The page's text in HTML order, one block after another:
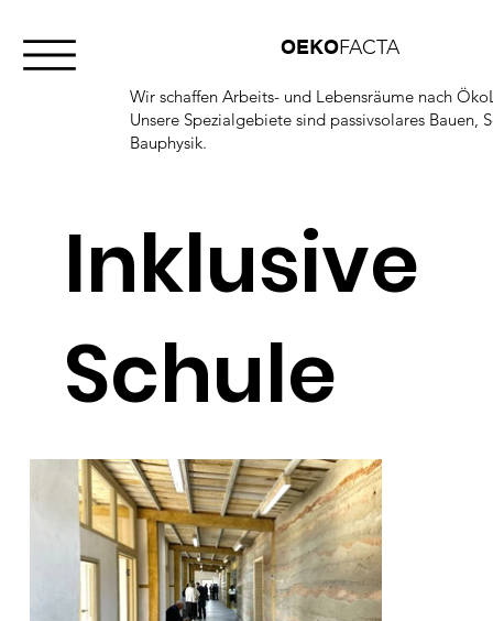
OEKOFACTA
Wir schaffen Arbeits- und Lebensräume nach
Unsere Spezialgebiete sind passivsolares
Bauphysik.
Inklusive
Schule